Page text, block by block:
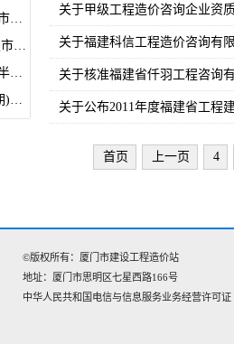
厦门市住房和建设局关于印发《厦门市住建领域人工智能三年行动计划》的通知
厦门市建设工程造价站 关于建立房屋市政工程在建项目欠款欠薪 隐患常态化排查工作机制的通知
厦门市建设工程造价站关于2026年上半年房屋市政工程施工承发包行为专项检查暨4-5月合同履约评价结果的通知
《工程量清单市场综合价》(2026 01期)赠阅通知
关于甲级工程造价咨询企业资
关于福建科信工程造价咨询有
关于核准福建省仟羽工程咨询
关于公布2011年度福建省工程
首页 上一页 4
©版权所有：厦门市建设工程造价站
地址：厦门市思明区七星西路166号‌‌
中华人民共和国电信与信息服务业务经营许可证